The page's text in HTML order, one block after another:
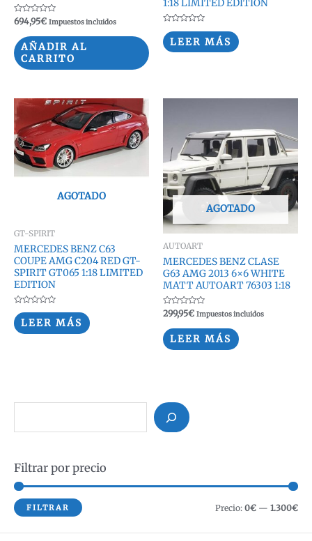
u
c
a
r
Filtrar por precio
PP
FILTRAR Precio: 0€ — 1.300€
Valorado
con
de
5
694,95€ Impuestos incluidos
AÑADIR AL
CARRITO
1:18 LIMITED EDITION
Valorado
con
0
de
LEER MÁS
AGOTADO
GT-SPIRIT
MERCEDES BENZ C63
COUPE AMG C204 RED GT-
SPIRIT GT065 1:18 LIMITED
EDITION
Valorado
con
0
de
LEER MÁS
AGOTADO
AUTOART
MERCEDES BENZ CLASE
G63 AMG 2013 6×6 WHITE
MATT AUTOART 76303 1:18
Valorado
con
de
5
299,95€ Impuestos incluidos
LEER MÁS